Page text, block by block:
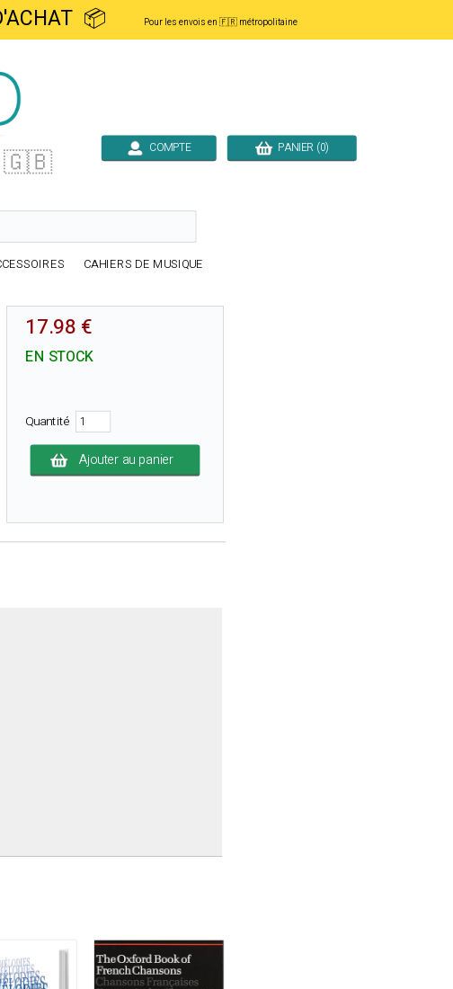
📦 Pour les envois en 🇫🇷 métropolitaine
🇬🇧 COMPTE PANIER (0)
CAHIERS DE MUSIQUE
17.98 €
EN STOCK
Quantité
Ajouter au panier